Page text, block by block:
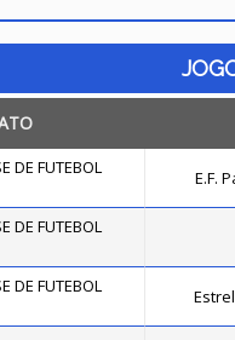
DE FUTEBOL
E.F.
DE FUTEBOL
DE FUTEBOL